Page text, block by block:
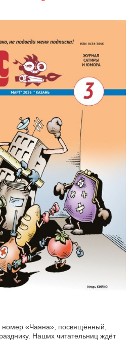
номер «Чаяна», посвящённый,
ждёт